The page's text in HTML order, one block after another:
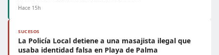
Hace 15h
SUCESOS
La Policía Local detiene a una masajista ilegal que
usaba identidad falsa en Playa de Palma